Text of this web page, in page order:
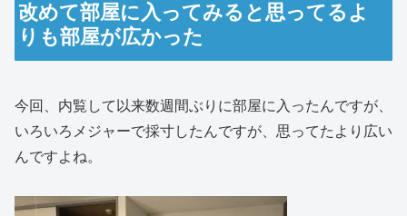
改めて部屋に入ってみると思ってるよ
りも部屋が広かった
今回、内覧して以来数週間ぶりに部屋に入ったんですが、
いろいろメジャーで採寸したんですが、思ってたより広い
んですよね。